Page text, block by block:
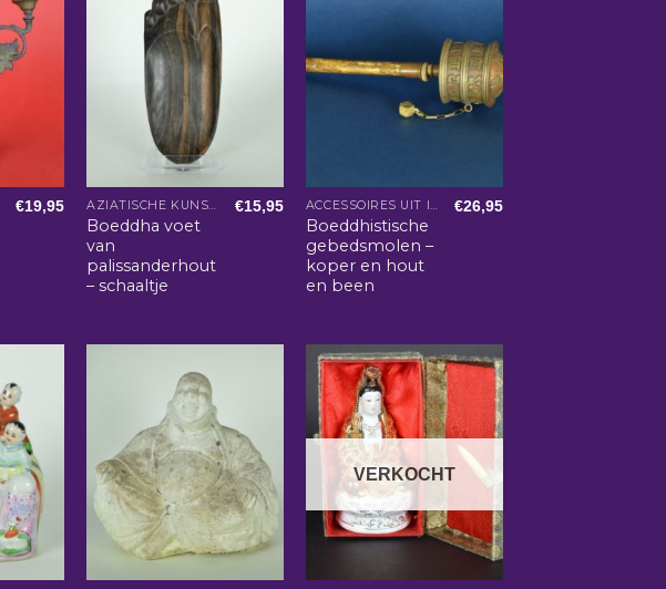
€19,95 AZIATISCHE KUNST EN WOONACCESSOIRES
Boeddha voet
van
palissanderhout
– schaaltje
€15,95 ACCESSOIRES UIT INDIA
Boeddhistische
gebedsmolen –
koper en hout
en been
€26,95
VERKOCHT